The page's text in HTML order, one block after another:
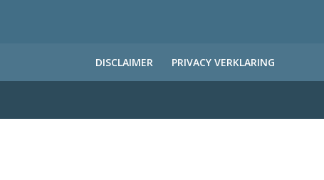
DISCLAIMER PRIVACY VERKLARING